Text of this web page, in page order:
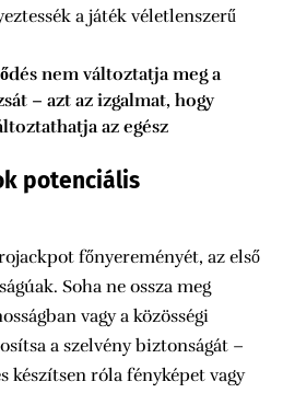
a játék véletlenszerű
nem változtatja meg a
– azt az izgalmat, hogy
az egész
potenciális
főnyereményét, az első
Soha ne ossza meg
vagy a közösségi
a szelvény biztonságát –
készítsen róla fényképet vagy